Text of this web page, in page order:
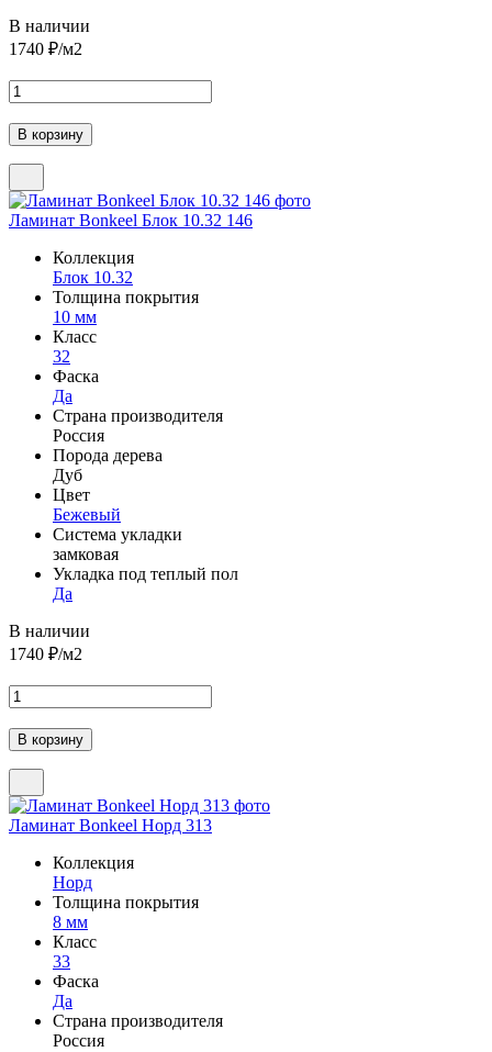
В наличии
1740 ₽/м2
Ламинат Bonkeel Блок 10.32 146
Коллекция
Блок 10.32
Толщина покрытия
10 мм
Класс
32
Фаска
Да
Страна производителя
Россия
Порода дерева
Дуб
Цвет
Бежевый
Система укладки
замковая
Укладка под теплый пол
Да
В наличии
1740 ₽/м2
Ламинат Bonkeel Норд 313
Коллекция
Норд
Толщина покрытия
8 мм
Класс
33
Фаска
Да
Страна производителя
Россия